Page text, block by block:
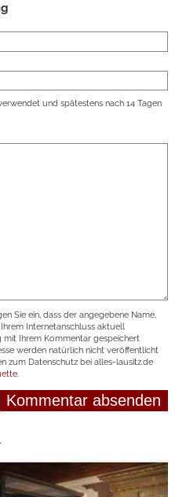
und spätestens nach 14 Tagen
Sie ein, dass der angegebene Name,
Internetanschluss aktuell
mit Ihrem Kommentar gespeichert
werden natürlich nicht veröffentlicht
zum Datenschutz bei alles-lausitz.de
.